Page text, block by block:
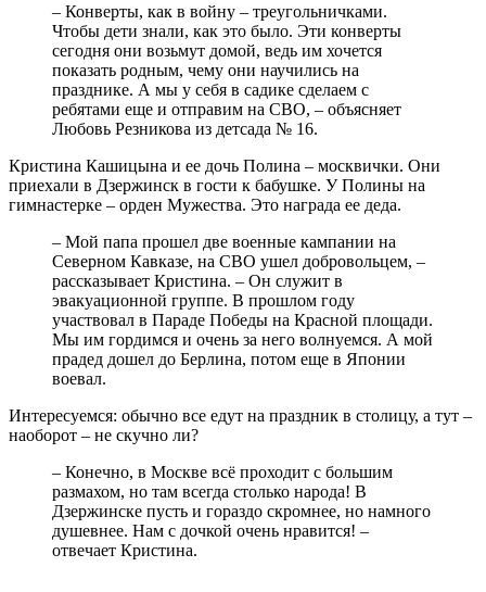
– Конверты, как в войну – треугольничками.
Чтобы дети знали, как это было. Эти конверты
сегодня они возьмут домой, ведь им хочется
показать родным, чему они научились на
празднике. А мы у себя в садике сделаем с
ребятами еще и отправим на СВО, – объясняет
Любовь Резникова из детсада № 16.
Кристина Кашицына и ее дочь Полина – москвички. Они
приехали в Дзержинск в гости к бабушке. У Полины на
гимнастерке – орден Мужества. Это награда ее деда.
– Мой папа прошел две военные кампании на
Северном Кавказе, на СВО ушел добровольцем, –
рассказывает Кристина. – Он служит в
эвакуационной группе. В прошлом году
участвовал в Параде Победы на Красной площади.
Мы им гордимся и очень за него волнуемся. А мой
прадед дошел до Берлина, потом еще в Японии
воевал.
Интересуемся: обычно все едут на праздник в столицу, а тут –
наоборот – не скучно ли?
– Конечно, в Москве всё проходит с большим
размахом, но там всегда столько народа! В
Дзержинске пусть и гораздо скромнее, но намного
душевнее. Нам с дочкой очень нравится! –
отвечает Кристина.